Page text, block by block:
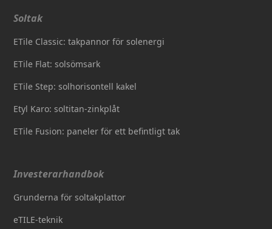
Soltak
ETile Classic: takpannor för solenergi
ETile Flat: solsömsark
ETile Step: solhorisontell kakel
Etyl Karo: soltitan-zinkplåt
ETile Fusion: paneler för ett befintligt tak
Investerarhandbok
Grunderna för soltakplattor
eTILE-teknik